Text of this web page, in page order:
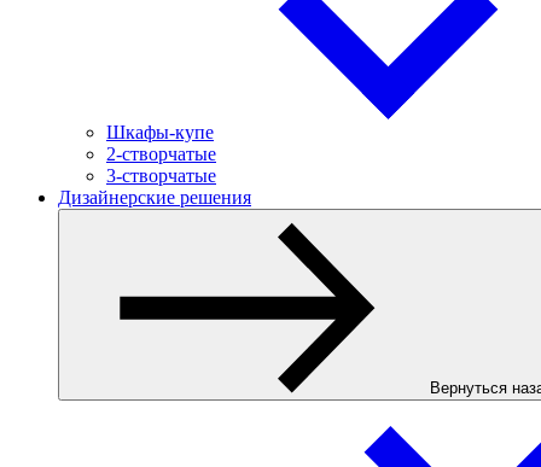
Шкафы-купе
2-створчатые
3-створчатые
Дизайнерские решения
Вернуться